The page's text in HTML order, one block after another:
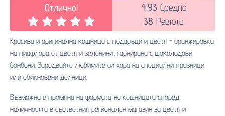
Отлично! 4.93Средно
38 Ревюта
Красива и оригинална кошница с подаръци и цветя - аранжировка
на пиафлора от цветя и зеленини, гарнирана с шоколадови
бонбони. Зарадвайте любимите си хора на специални празници
или обикновени делници.
Възможна е промяна на формата на кошницата според
наличността в съответния регионален магазин за цветя и